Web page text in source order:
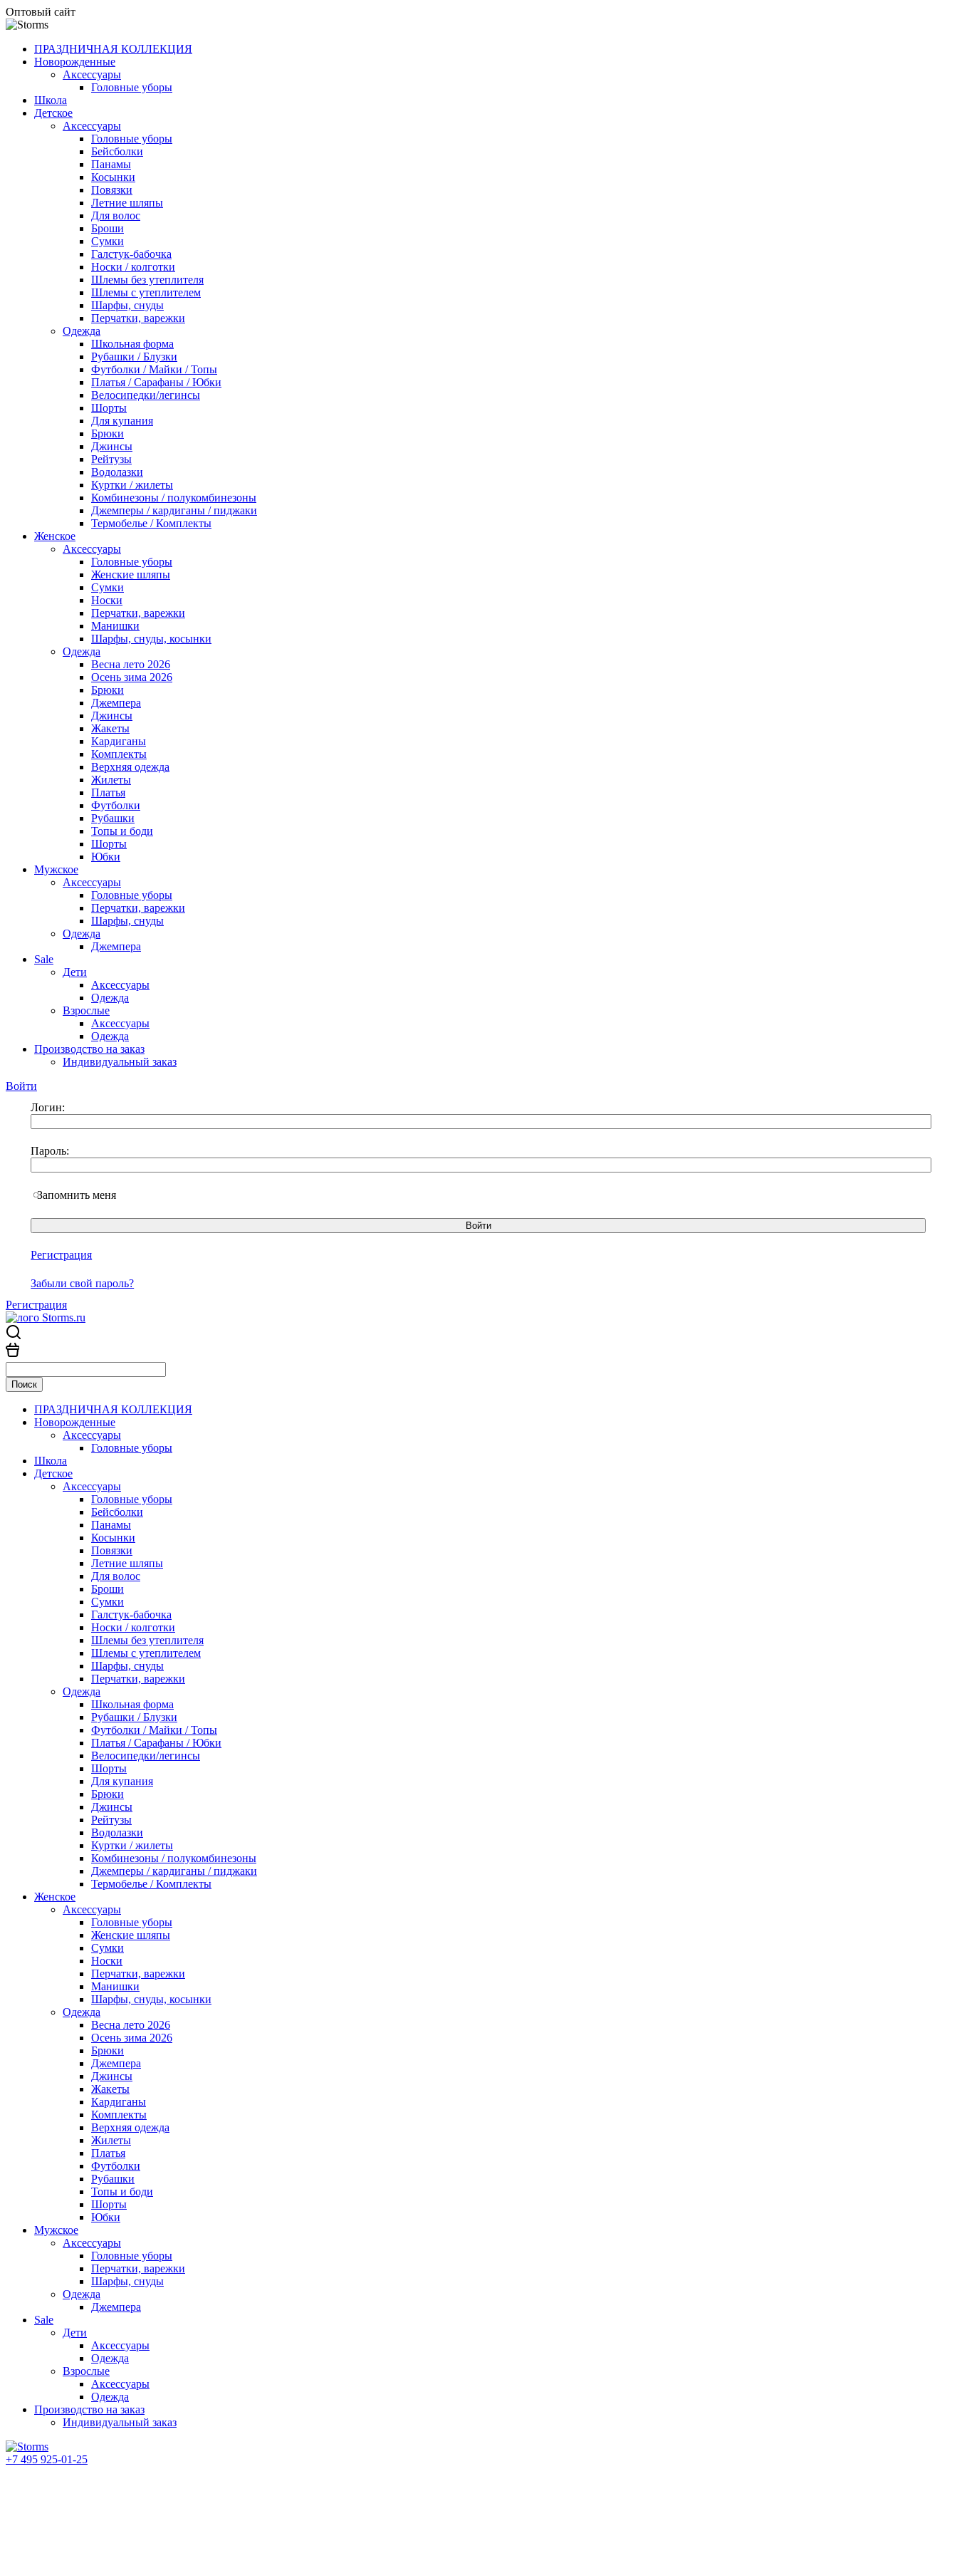
Оптовый сайт
ПРАЗДНИЧНАЯ КОЛЛЕКЦИЯ
Новорожденные
Аксессуары
Головные уборы
Школа
Детское
Аксессуары
Головные уборы
Бейсболки
Панамы
Косынки
Повязки
Летние шляпы
Для волос
Броши
Сумки
Галстук-бабочка
Носки / колготки
Шлемы без утеплителя
Шлемы с утеплителем
Шарфы, снуды
Перчатки, варежки
Одежда
Школьная форма
Рубашки / Блузки
Футболки / Майки / Топы
Платья / Сарафаны / Юбки
Велосипедки/легинсы
Шорты
Для купания
Брюки
Джинсы
Рейтузы
Водолазки
Куртки / жилеты
Комбинезоны / полукомбинезоны
Джемперы / кардиганы / пиджаки
Термобелье / Комплекты
Женское
Аксессуары
Головные уборы
Женские шляпы
Сумки
Носки
Перчатки, варежки
Манишки
Шарфы, снуды, косынки
Одежда
Весна лето 2026
Осень зима 2026
Брюки
Джемпера
Джинсы
Жакеты
Кардиганы
Комплекты
Верхняя одежда
Жилеты
Платья
Футболки
Рубашки
Топы и боди
Шорты
Юбки
Мужское
Аксессуары
Головные уборы
Перчатки, варежки
Шарфы, снуды
Одежда
Джемпера
Sale
Дети
Аксессуары
Одежда
Взрослые
Аксессуары
Одежда
Производство на заказ
Индивидуальный заказ
Войти
Логин:
Пароль:
Запомнить меня
Регистрация
Забыли свой пароль?
Регистрация
ПРАЗДНИЧНАЯ КОЛЛЕКЦИЯ
Новорожденные
Аксессуары
Головные уборы
Школа
Детское
Аксессуары
Головные уборы
Бейсболки
Панамы
Косынки
Повязки
Летние шляпы
Для волос
Броши
Сумки
Галстук-бабочка
Носки / колготки
Шлемы без утеплителя
Шлемы с утеплителем
Шарфы, снуды
Перчатки, варежки
Одежда
Школьная форма
Рубашки / Блузки
Футболки / Майки / Топы
Платья / Сарафаны / Юбки
Велосипедки/легинсы
Шорты
Для купания
Брюки
Джинсы
Рейтузы
Водолазки
Куртки / жилеты
Комбинезоны / полукомбинезоны
Джемперы / кардиганы / пиджаки
Термобелье / Комплекты
Женское
Аксессуары
Головные уборы
Женские шляпы
Сумки
Носки
Перчатки, варежки
Манишки
Шарфы, снуды, косынки
Одежда
Весна лето 2026
Осень зима 2026
Брюки
Джемпера
Джинсы
Жакеты
Кардиганы
Комплекты
Верхняя одежда
Жилеты
Платья
Футболки
Рубашки
Топы и боди
Шорты
Юбки
Мужское
Аксессуары
Головные уборы
Перчатки, варежки
Шарфы, снуды
Одежда
Джемпера
Sale
Дети
Аксессуары
Одежда
Взрослые
Аксессуары
Одежда
Производство на заказ
Индивидуальный заказ
+7 495 925-01-25